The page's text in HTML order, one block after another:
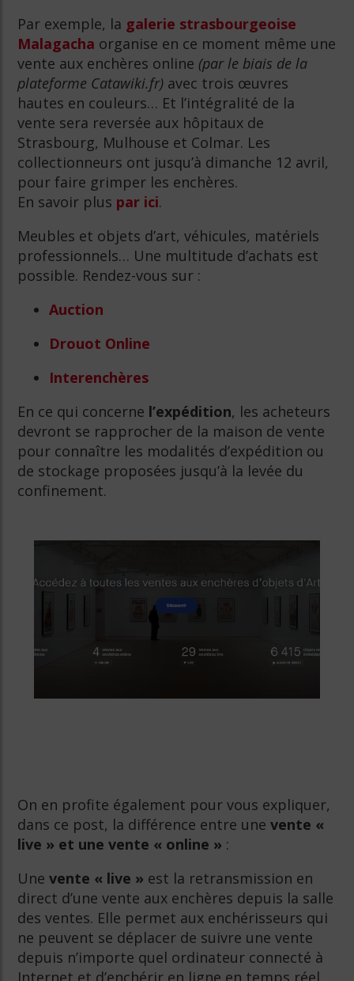
Par exemple, la galerie strasbourgeoise
Malagacha organise en ce moment même une
vente aux enchères online (par le biais de la
plateforme Catawiki.fr) avec trois œuvres
hautes en couleurs… Et l’intégralité de la
vente sera reversée aux hôpitaux de
Strasbourg, Mulhouse et Colmar. Les
collectionneurs ont jusqu’à dimanche 12 avril,
pour faire grimper les enchères.
En savoir plus par ici.
Meubles et objets d’art, véhicules, matériels
professionnels… Une multitude d’achats est
possible. Rendez-vous sur :
Auction
Drouot Online
Interenchères
En ce qui concerne l’expédition, les acheteurs
devront se rapprocher de la maison de vente
pour connaître les modalités d’expédition ou
de stockage proposées jusqu’à la levée du
confinement.
On en profite également pour vous expliquer,
dans ce post, la différence entre unevente «
live » et une vente « online » :
Une vente « live » est la retransmission en
direct d’une vente aux enchères depuis la salle
des ventes. Elle permet aux enchérisseurs qui
ne peuvent se déplacer de suivre une vente
depuis n’importe quel ordinateur connecté à
Internet et d’enchérir en ligne en temps réel